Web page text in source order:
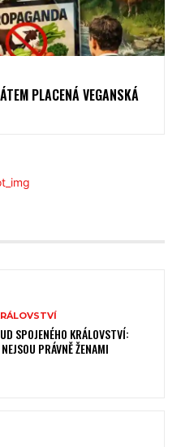
PLACENÁ VEGANSKÁ
SPOJENÉHO KRÁLOVSTVÍ:
PRÁVNĚ ŽENAMI